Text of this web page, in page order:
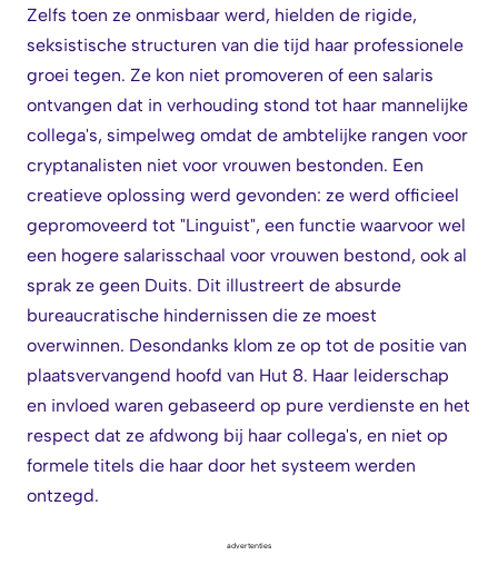
Zelfs toen ze onmisbaar werd, hielden de rigide,
seksistische structuren van die tijd haar professionele
groei tegen. Ze kon niet promoveren of een salaris
ontvangen dat in verhouding stond tot haar mannelijke
collega's, simpelweg omdat de ambtelijke rangen voor
cryptanalisten niet voor vrouwen bestonden. Een
creatieve oplossing werd gevonden: ze werd officieel
gepromoveerd tot "Linguist", een functie waarvoor wel
een hogere salarisschaal voor vrouwen bestond, ook al
sprak ze geen Duits. Dit illustreert de absurde
bureaucratische hindernissen die ze moest
overwinnen. Desondanks klom ze op tot de positie van
plaatsvervangend hoofd van Hut 8. Haar leiderschap
en invloed waren gebaseerd op pure verdienste en het
respect dat ze afdwong bij haar collega's, en niet op
formele titels die haar door het systeem werden
ontzegd.
advertenties